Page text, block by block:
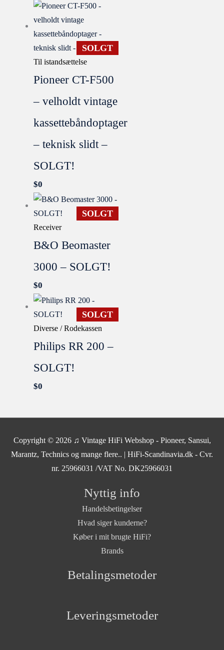
SOLGT
Til istandsættelse
Pioneer CT-F500
– velholdt vintage
kassettebåndoptager
– teknisk slidt –
SOLGT!
$0
SOLGT
Receiver
B&O Beomaster
3000 – SOLGT!
$0
SOLGT
Diverse / Rodekassen
Philips RR 200 –
SOLGT!
$0
Copyright © 2026 ♫ Vintage HiFi Webshop - Pioneer, Sansui,
Marantz, Technics og mange flere.. | HiFi-Scandinavia.dk - Cvr.
nr. 25966031 /VAT No. DK25966031
Nyttig info
Handelsbetingelser
Hvad siger kunderne?
Køber i mit brugte HiFi?
Brands
Betalingsmetoder
Leveringsmetoder